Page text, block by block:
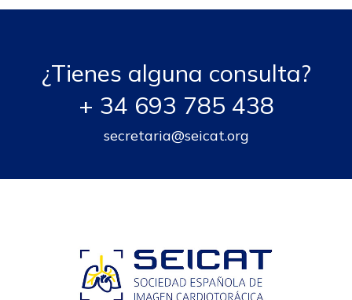
¿Tienes alguna consulta?
+ 34 693 785 438
secretaria@seicat.org